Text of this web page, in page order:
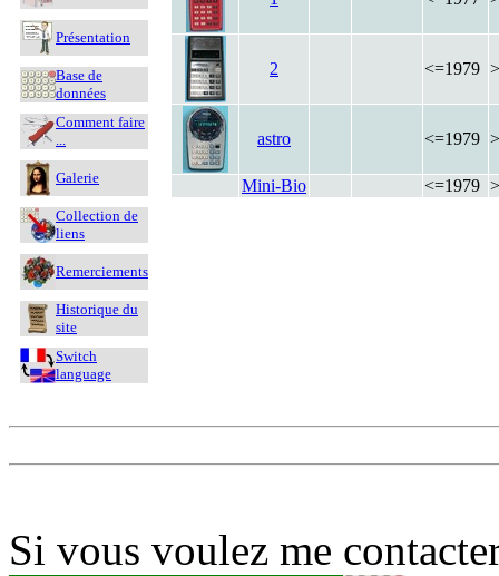
Présentation
Base de
données
Comment faire
...
Galerie
Collection de
liens
Remerciements
Historique du
site
Switch
language
2 <=1979
astro <=1979
Mini-Bio <=1979
Si vous voulez me